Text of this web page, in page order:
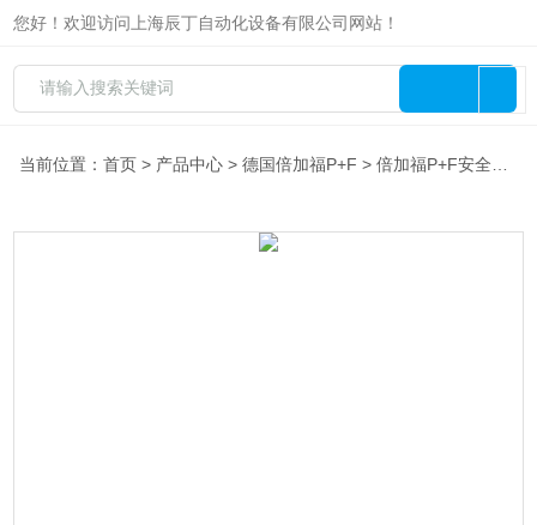
您好！欢迎访问上海辰丁自动化设备有限公司网站！
当前位置：首页 > 产品中心 >德国倍加福P+F >倍加福P+F安全栅